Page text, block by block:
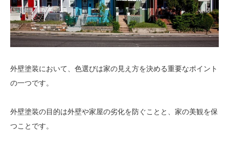
外壁塗装において、色選びは家の見え方を決める重要なポイント
の一つです。
外壁塗装の目的は外壁や家屋の劣化を防ぐことと、家の美観を保
つことです。